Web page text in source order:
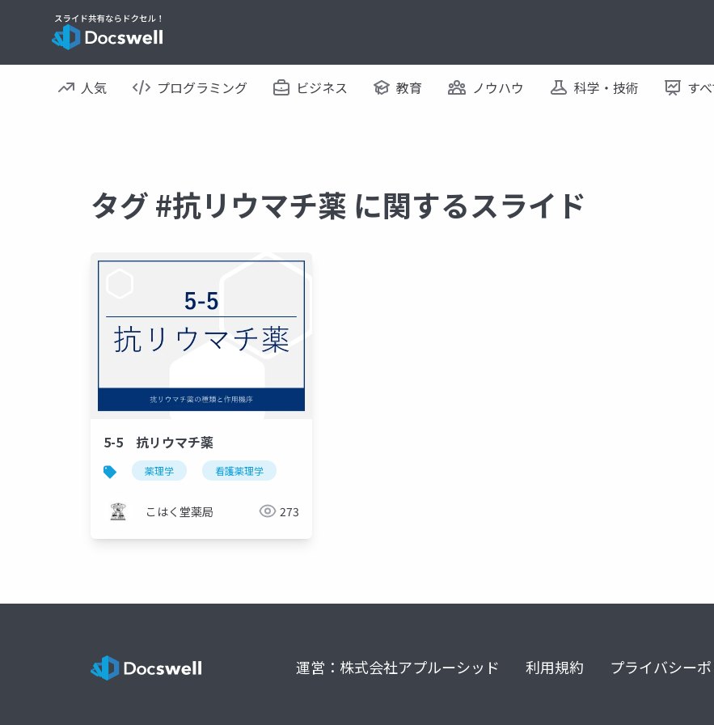
人気 プログラミング ビジネス 教育 ノウハウ 科学・技術 す
タグ #抗リウマチ薬 に関するスライド
5-5 抗リウマチ薬
薬理学 看護薬理学
こはく堂薬局 273
運営：株式会社アプルーシッド 利用規約 プライバシー